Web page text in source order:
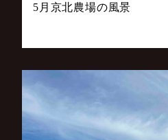
5月京北農場の風景